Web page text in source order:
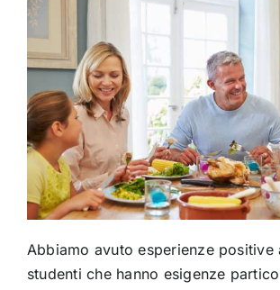
Abbiamo avuto esperienze positive
studenti che hanno esigenze